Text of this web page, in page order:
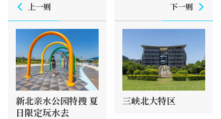
上一则
新北亲水公园特搜 夏
日限定玩水去
下一则
三峡北大特区